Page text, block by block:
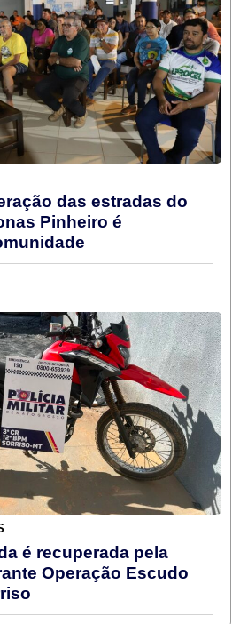
das estradas do
Pinheiro é
é recuperada pela
Operação Escudo